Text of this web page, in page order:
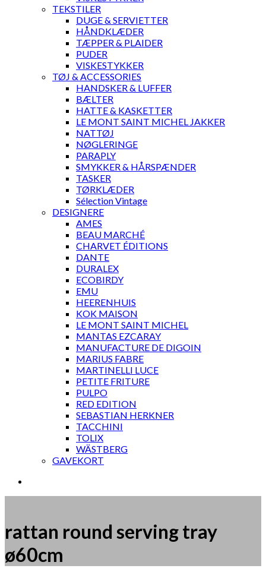
TEKSTILER
DUGE & SERVIETTER
HÅNDKLÆDER
TÆPPER & PLAIDER
PUDER
VISKESTYKKER
TØJ & ACCESSORIES
HANDSKER & LUFFER
BÆLTER
HATTE & KASKETTER
LE MONT SAINT MICHEL JAKKER
NATTØJ
NØGLERINGE
PARAPLY
SMYKKER & HÅRSPÆNDER
TASKER
TØRKLÆDER
Sélection Vintage
DESIGNERE
AMES
BEAU MARCHÉ
CHARVET ÉDITIONS
DANTE
DURALEX
ECOBIRDY
EMU
HEERENHUIS
KOK MAISON
LE MONT SAINT MICHEL
MANTAS EZCARAY
MANUFACTURE DE DIGOIN
MARIUS FABRE
MARTINELLI LUCE
PETITE FRITURE
PULPO
RED EDITION
SEBASTIAN HERKNER
TACCHINI
TOLIX
WÄSTBERG
GAVEKORT
rattan round serving tray
ø60cm